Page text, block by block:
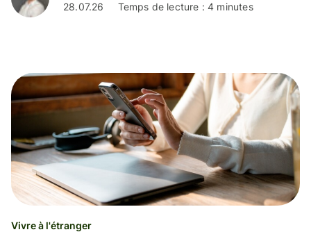
28.07.26 Temps de lecture : 4 minutes
Vivre à l'étranger